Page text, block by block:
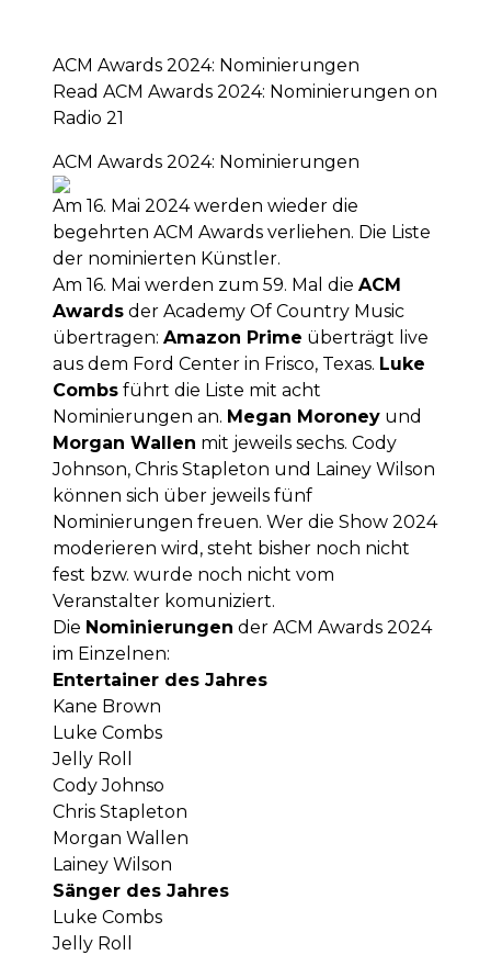
ACM Awards 2024: Nominierungen
Read ACM Awards 2024: Nominierungen on
Radio 21
ACM Awards 2024: Nominierungen
Am 16. Mai 2024 werden wieder die
begehrten ACM Awards verliehen. Die Liste
der nominierten Künstler.
Am 16. Mai werden zum 59. Mal die ACM
Awards der Academy Of Country Music
übertragen: Amazon Prime überträgt live
aus dem Ford Center in Frisco, Texas. Luke
Combs führt die Liste mit acht
Nominierungen an. Megan Moroney und
Morgan Wallen mit jeweils sechs. Cody
Johnson, Chris Stapleton und Lainey Wilson
können sich über jeweils fünf
Nominierungen freuen. Wer die Show 2024
moderieren wird, steht bisher noch nicht
fest bzw. wurde noch nicht vom
Veranstalter komuniziert.
Die Nominierungen der ACM Awards 2024
im Einzelnen:
Entertainer des Jahres
Kane Brown
Luke Combs
Jelly Roll
Cody Johnso
Chris Stapleton
Morgan Wallen
Lainey Wilson
Sänger des Jahres
Luke Combs
Jelly Roll